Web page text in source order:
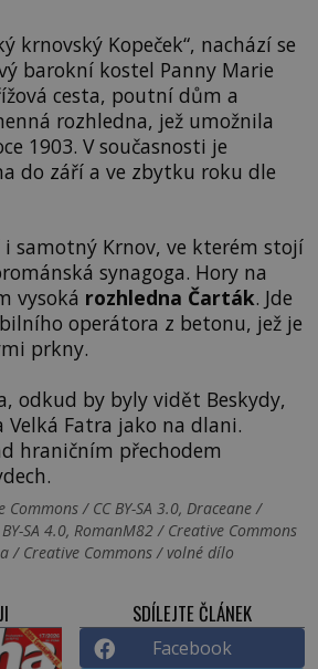
krnovský Kopeček“, nachází se
barokní kostel Panny Marie
cesta, poutní dům a
rozhledna, jež umožnila
1903. V současnosti je
do září a ve zbytku roku dle
samotný Krnov, ve kterém stojí
synagoga. Hory na
vysoká rozhledna Čarták. Jde
operátora z betonu, jež je
prkny.
odkud by byly vidět Beskydy,
Velká Fatra jako na dlani.
hraničním přechodem
/ CC BY-SA 3.0, Draceane /
SA 4.0, RomanM82 / Creative Commons
/ Creative Commons / volné dílo
SDÍLEJTE ČLÁNEK
Facebook